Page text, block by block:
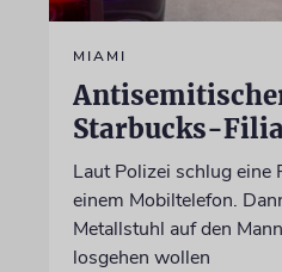
MIAMI
Starbucks-
Laut Polizei schlug eine
einem Mobiltelefon.
Metallstuhl auf den
losgehen wollen